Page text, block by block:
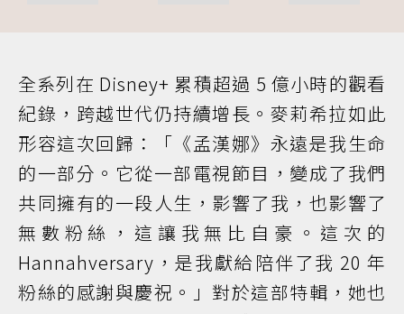
全系列在 Disney+ 累積超過 5 億小時的觀看
紀錄，跨越世代仍持續增長。麥莉希拉如此
形容這次回歸：「《孟漢娜》永遠是我生命
的一部分。它從一部電視節目，變成了我們
共同擁有的一段人生，影響了我，也影響了
無數粉絲，這讓我無比自豪。這次的
Hannahversary，是我獻給陪伴了我 20 年
粉絲的感謝與慶祝。」對於這部特輯，她也